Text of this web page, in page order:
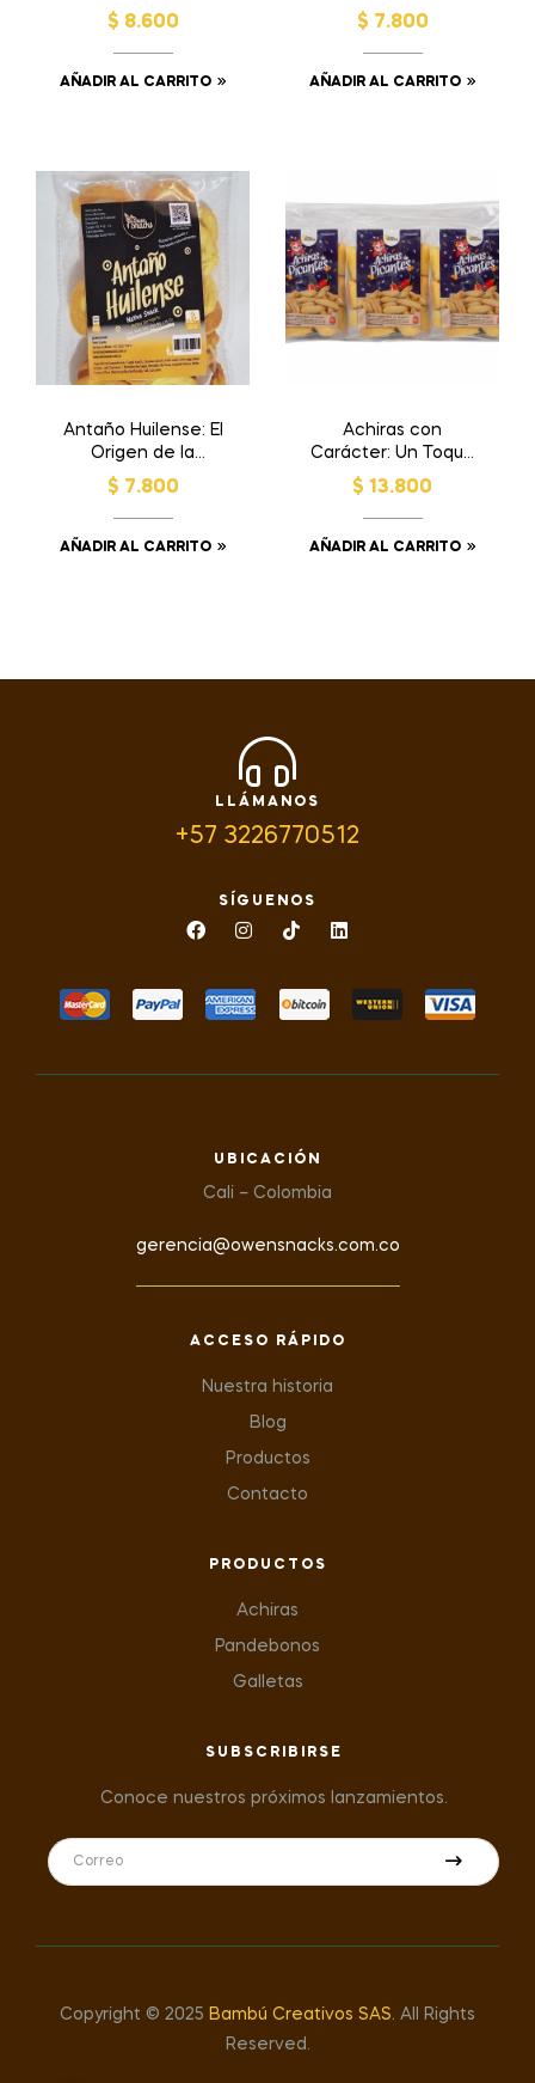
Receta Original
$ 8.600
AÑADIR AL CARRITO
Sabor al Instante
$ 7.800
AÑADIR AL CARRITO
Antaño Huilense: El
Origen de la
Tradición x 80
gramos
$ 7.800
AÑADIR AL CARRITO
Achiras con
Carácter: Un Toque
Picante (Six Pack)
$ 13.800
AÑADIR AL CARRITO
LLÁMANOS
+57 3226770512
SÍGUENOS
UBICACIÓN
Cali – Colombia
gerencia@owensnacks.com.co
ACCESO RÁPIDO
Nuestra historia
Blog
Productos
Contacto
PRODUCTOS
Achiras
Pandebonos
Galletas
SUBSCRIBIRSE
Conoce nuestros próximos lanzamientos.
Copyright © 2025 Bambú Creativos SAS. All Rights
Reserved.